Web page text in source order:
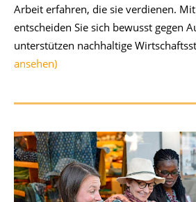
Arbeit erfahren, die sie verdienen.
entscheiden Sie sich bewusst gegen
unterstützen nachhaltige
ansehen)